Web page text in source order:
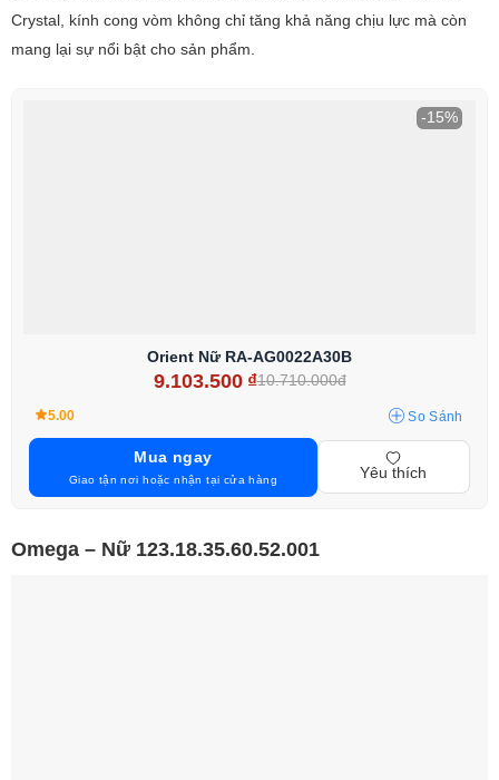
Crystal, kính cong vòm không chỉ tăng khả năng chịu lực mà còn
mang lại sự nổi bật cho sản phẩm.
-15%
Orient Nữ RA-AG0022A30B
9.103.500 ₫10.710.000đ
5.00 So Sánh
Mua ngay
Giao tận nơi hoặc nhận tại cửa hàng Yêu thích
Omega – Nữ 123.18.35.60.52.001